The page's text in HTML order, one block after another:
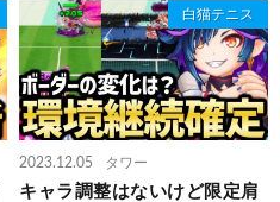
白猫テニス
2023.12.05 タワー
キャラ調整はないけど限定肩